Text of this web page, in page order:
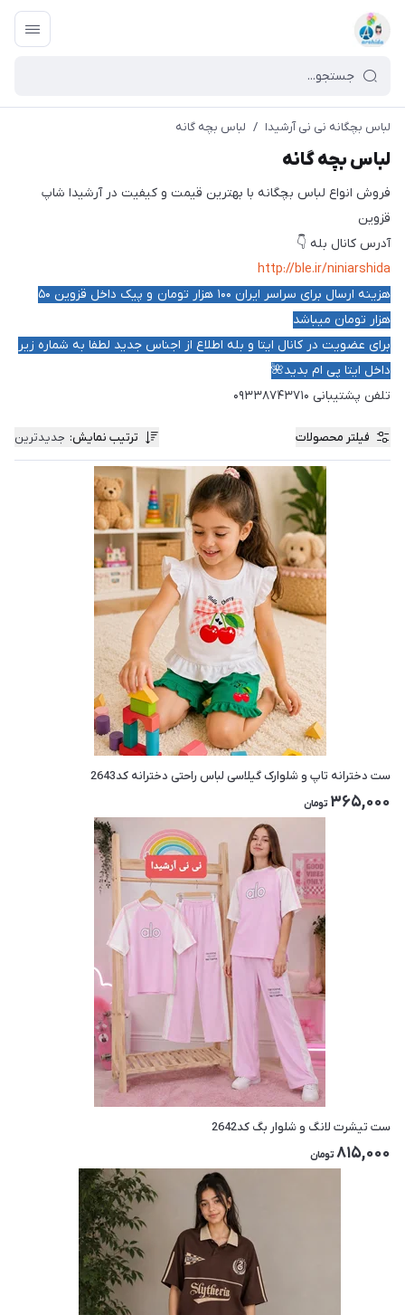
لباس بچگانه نی نی آرشیدا / لباس بچه گانه
لباس بچه گانه
فروش انواع لباس بچگانه با بهترین قیمت و کیفیت در آرشیدا شاپ
قزوین
آدرس کانال بله 👇
http://ble.ir/niniarshida
هزینه ارسال برای سراسر ایران ۱۰۰
هزار تومان و پیک داخل قزوین ۵۰
هزار تومان میباشد
برای عضویت در کانال ایتا و بله اطلاع از اجناس جدید لطفا به شماره زیر
داخل ایتا پی ام بدید🌺
تلفن پشتیبانی ۰۹۳۳۸۷۴۳۷۱۰
فیلتر محصولات ترتیب نمایش: جدیدترین
ست دخترانه تاپ و شلوارک گیلاسی لباس راحتی دخترانه کد2643
365,000 تومان
ست تیشرت لانگ و شلوار بگ کد2642
815,000 تومان